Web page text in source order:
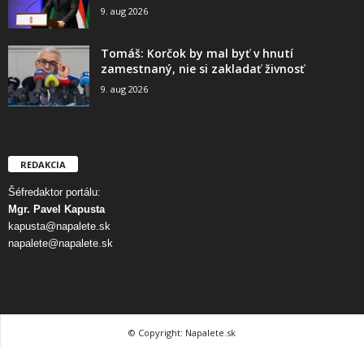
9. aug 2026
Tomáš: Korčok by mal byť v hnutí
zamestnaný, nie si zakladať živnosť
9. aug 2026
REDAKCIA
Šéfredaktor portálu:
Mgr. Pavel Kapusta
kapusta@napalete.sk
napalete@napalete.sk
© Copyright: Napalete.sk